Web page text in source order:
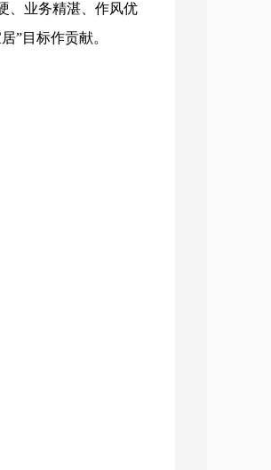
、业务精湛、作风优
”目标作贡献。